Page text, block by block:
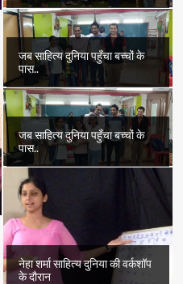
जब साहित्य दुनिया पहुँचा बच्चों के
पास..
जब साहित्य दुनिया पहुँचा बच्चों के
पास..
नेहा शर्मा साहित्य दुनिया की वर्कशॉप
के दौरान